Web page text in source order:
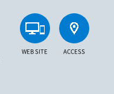
WEB SITE ACCESS